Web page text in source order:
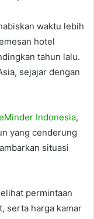
waktu lebih
hotel
tahun lalu.
sejajar dengan
Indonesia,
yang cenderung
situasi
permintaan
serta harga kamar